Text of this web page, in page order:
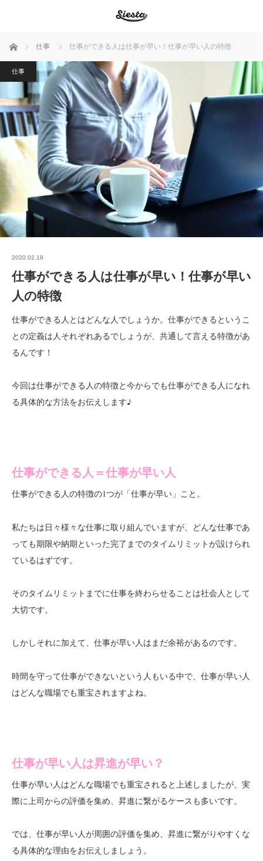
ホーム 仕事 仕事ができる人は仕事が早い！仕事が早い人の特徴
仕事
2020.02.18
仕事ができる人は仕事が早い！仕事が早い
人の特徴
仕事ができる人とはどんな人でしょうか。仕事ができるというこ
との定義は人それぞれあるでしょうが、共通して言える特徴があ
るんです！
今回は仕事ができる人の特徴と今からでも仕事ができる人になれ
る具体的な方法をお伝えします♪
仕事ができる人＝仕事が早い人
仕事ができる人の特徴の1つが 「仕事が早い」 こと。
私たちは日々様々な仕事に取り組んでいますが、どんな仕事であ
っても期限や納期といった完了までのタイムリミットが設けられ
ているはずです。
そのタイムリミットまでに仕事を終わらせることは社会人として
大切です。
しかしそれに加えて、仕事が早い人はまだ余裕があるのです。
時間を守って仕事ができないという人もいる中で、仕事が早い人
はどんな職場でも重宝されますよね。
仕事が早い人は昇進が早い？
仕事が早い人はどんな職場でも重宝されると上述しましたが、実
際に上司からの評価を集め、昇進に繋がるケースも多いです。
では、仕事が早い人が周囲の評価を集め、昇進に繋がりやすくな
る具体的な理由をお伝えしましょう。